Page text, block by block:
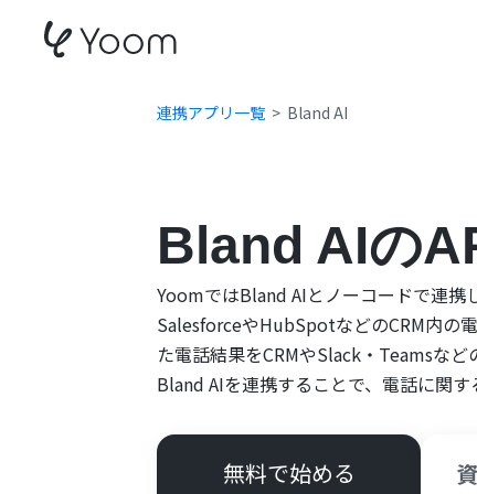
連携アプリ一覧 Bland AI
Bland AIの
YoomではBland AIとノーコードで連携
SalesforceやHubSpotなどのCRM内の
た電話結果をCRMやSlack・Teamsな
Bland AIを連携することで、電話に関す
無料で始める